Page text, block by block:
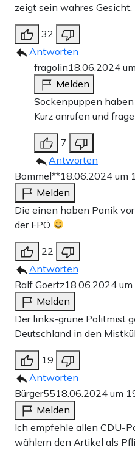
zeigt sein wahres Gesicht.
32
Antworten
fragolin18.06.2024
Melden
Sockenpuppen
Kurz anrufen und
7
Antworten
Bommel**18.06.2024 um
Melden
Die einen haben Panik
der FPÖ
22
Antworten
Ralf Goertz18.06.2024
Melden
Der links-grüne Politmist
Deutschland in den
19
Antworten
Bürger5518.06.2024 um
Melden
Ich empfehle allen CDU-
wählern den Artikel als